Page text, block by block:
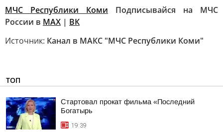
МЧС Республики Коми Подписывайся на МЧС
России в MAX | ВК
Источник: Канал в МАКС "МЧС Республики Коми"
ТОП
Стартовал прокат фильма «Последний
Богатырь
19:39